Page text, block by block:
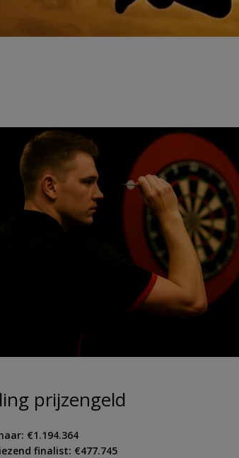
prijzengeld
€1.194.364
finalist: €477.745